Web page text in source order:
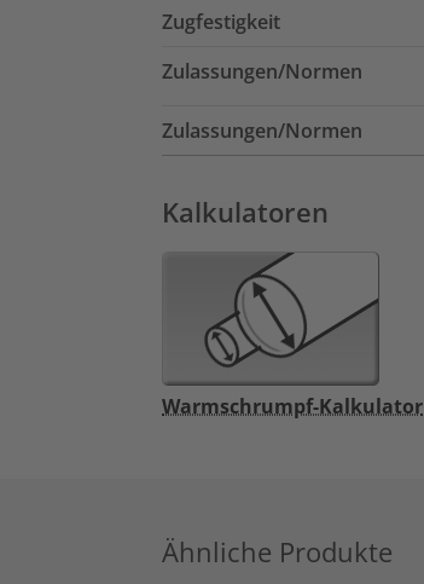
Zugfestigkeit
Zulassungen/Normen
Zulassungen/Normen
Kalkulatoren
Warmschrumpf-Kalkulator
Ähnliche Produkte